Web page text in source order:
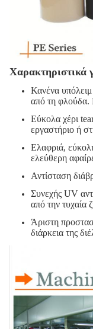
Χαρακτηριστικά
Κανένα
από τη φλούδα.
Εύκολα χέρι
εργαστήριο ή
Ελαφριά,
ελεύθερη
Αντίσταση
Συνεχής UV
από την τυχαία
Άριστη
διάρκεια της